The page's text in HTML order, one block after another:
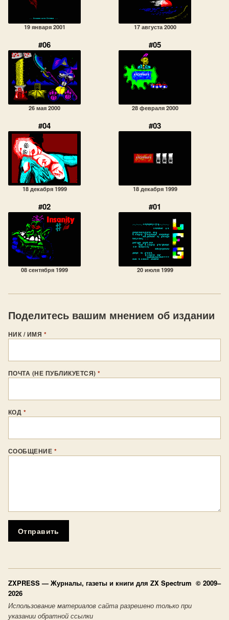
19 января 2001 17 августа 2000
#06
26 мая 2000
#05
28 февраля 2000
#04
18 декабря 1999
#03
18 декабря 1999
#02
08 сентября 1999
#01
20 июля 1999
Поделитесь вашим мнением об издании
НИК / ИМЯ *
ПОЧТА (НЕ ПУБЛИКУЕТСЯ)*
КОД *
СООБЩЕНИЕ *
Отправить
ZXPRESS — Журналы, газеты и книги для ZX Spectrum © 2009–
2026
Использование материалов сайта разрешено только при
указании обратной ссылки